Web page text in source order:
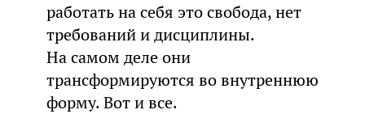
работать на себя это свобода, нет
требований и дисциплины.
На самом деле они
трансформируются во внутреннюю
форму. Вот и все.